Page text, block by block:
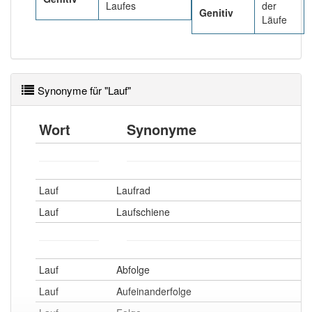
Laufes
Genitiv
der
Läufe
Synonyme für "Lauf"
Wort Synonyme
Lauf
Laufrad
Lauf
Laufschiene
Lauf
Abfolge
Lauf
Aufeinanderfolge